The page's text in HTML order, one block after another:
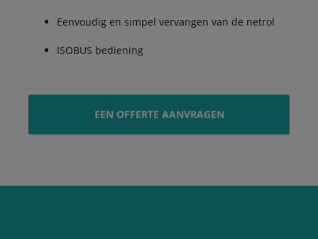
Eenvoudig en simpel vervangen van de netrol
ISOBUS bediening
EEN OFFERTE AANVRAGEN